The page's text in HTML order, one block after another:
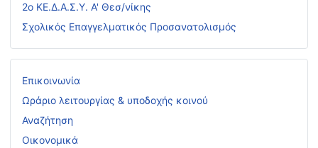
2ο ΚΕ.Δ.Α.Σ.Υ. Α' Θεσ/νίκης
Σχολικός Επαγγελματικός Προσανατολισμός
Επικοινωνία
Ωράριο λειτουργίας & υποδοχής κοινού
Αναζήτηση
Οικονομικά